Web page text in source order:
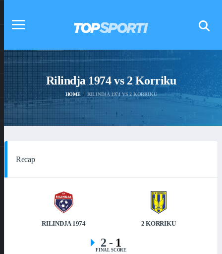
Rilindja 1974 vs 2 Korriku
HOME RILINDJA 1974 VS 2 KORRIKU
Recap
RILINDJA 1974 2 KORRIKU
2- 1
FINAL SCORE